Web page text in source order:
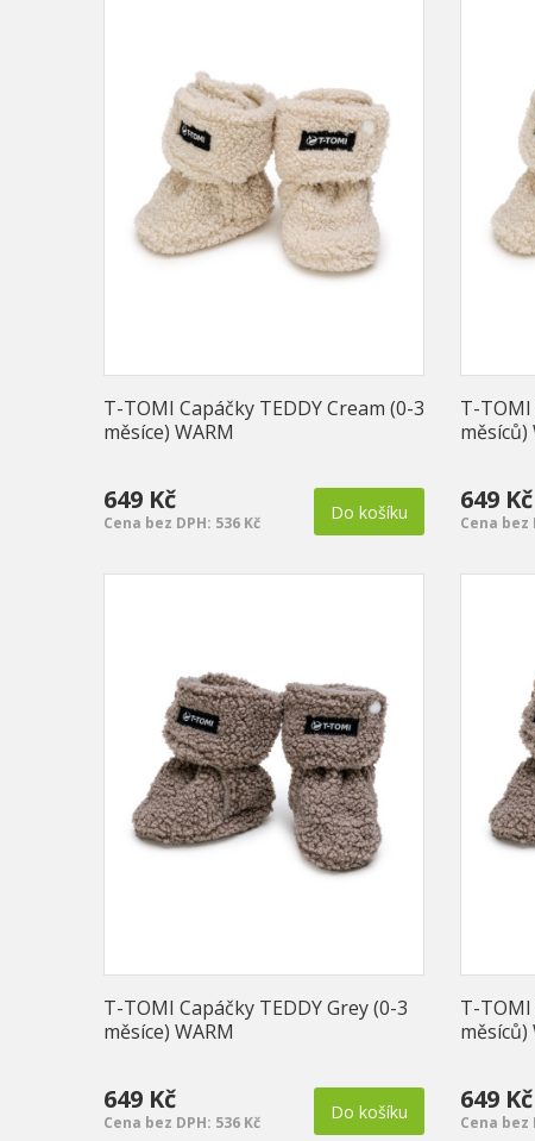
T-TOMI Capáčky TEDDY Cream (0-3
měsíce) WARM
649 Kč
Cena bez DPH: 536 Kč Do košíku
T-TOMI
měsíců)
649 Kč
Cena bez
T-TOMI Capáčky TEDDY Grey (0-3
měsíce) WARM
649 Kč
Cena bez DPH: 536 Kč Do košíku
T-TOMI
měsíců)
649 Kč
Cena bez